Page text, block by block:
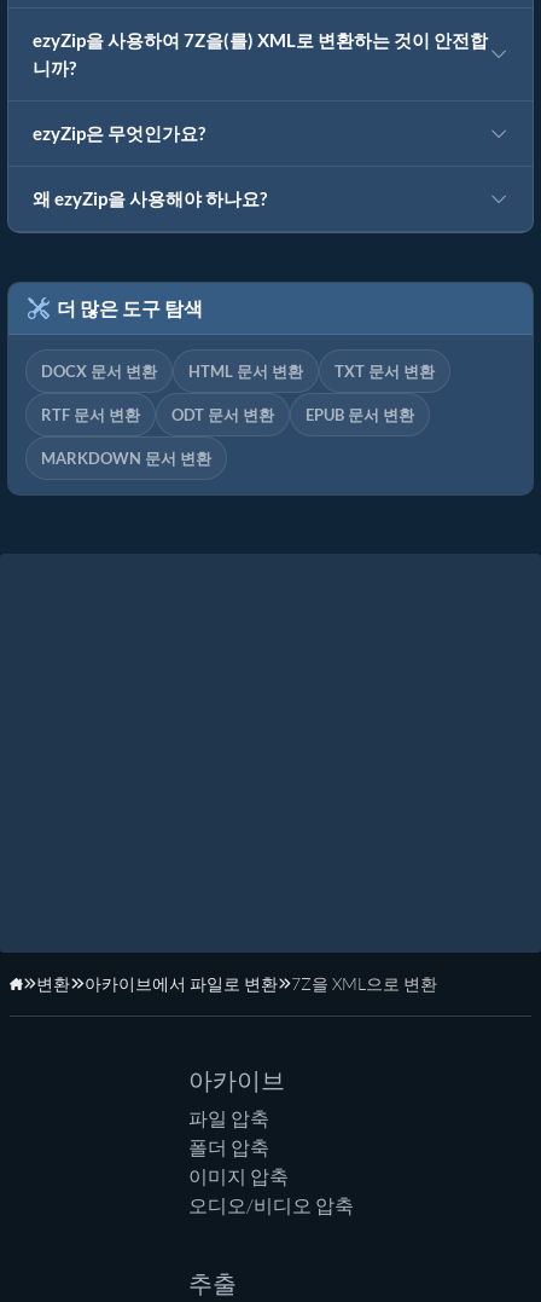
ezyZip을 사용하여 7Z을(를) XML로 변환하는 것이 안전합
니까?
ezyZip은 무엇인가요?
왜 ezyZip을 사용해야 하나요?
더 많은 도구 탐색
DOCX 문서 변환 HTML 문서 변환 TXT 문서 변환
RTF 문서 변환 ODT 문서 변환 EPUB 문서 변환
MARKDOWN 문서 변환
홈페이지
변환 아카이브에서 파일로 변환 7Z을 XML으로 변환
아카이브
파일 압축
폴더 압축
이미지 압축
오디오/비디오 압축
추출